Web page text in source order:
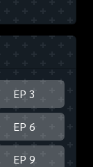
EP 3
EP 6
EP 9